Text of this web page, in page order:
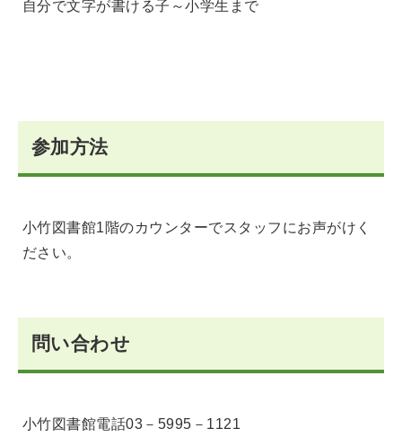
自分で文字が書ける子～小学生まで
参加方法
小竹図書館1階のカウンターでスタッフにお声がけく
ださい。
問い合わせ
小竹図書館電話03－5995－1121